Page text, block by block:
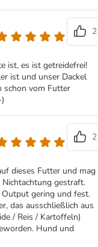
2
ist, es ist getreidefrei!
ist und unser Dackel
schon vom Futter
2
dieses Futter und mag
gestraft.
gering und fest.
das ausschließlich aus
/ Reis / Kartoffeln)
Hund und